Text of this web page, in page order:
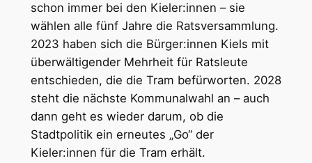
schon immer bei den Kieler:innen – sie
wählen alle fünf Jahre die Ratsversammlung.
2023 haben sich die Bürger:innen Kiels mit
überwältigender Mehrheit für Ratsleute
entschieden, die die Tram befürworten. 2028
steht die nächste Kommunalwahl an – auch
dann geht es wieder darum, ob die
Stadtpolitik ein erneutes „Go“ der
Kieler:innen für die Tram erhält.